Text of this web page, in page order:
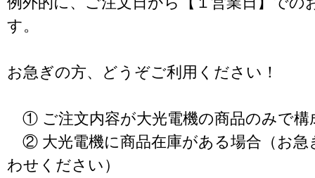
す。
お急ぎの方、どうぞご利用ください！
① ご注文内容が大光電機の商品のみで構
② 大光電機に商品在庫がある場合（お急
わせください）